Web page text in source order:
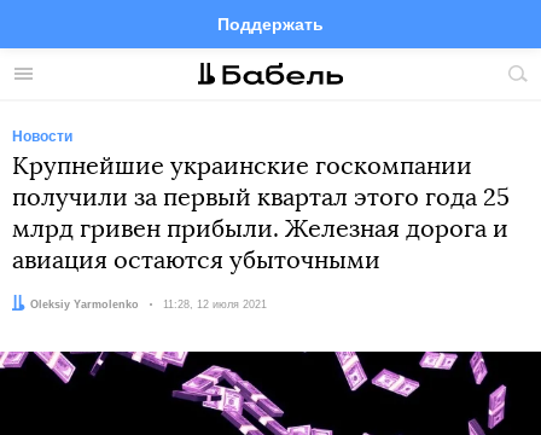
Меню
Поддержать
FacebookTelegramTwitter
Новости
Крупнейшие украинские госкомпании
получили за первый квартал этого года 25
млрд гривен прибыли. Железная дорога и
авиация остаются убыточными
Автор:
Oleksiy Yarmolenko Дата:
11:28, 12 июля 2021